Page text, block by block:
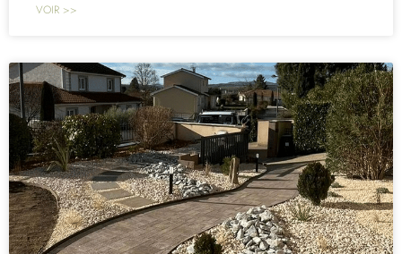
VOIR >>